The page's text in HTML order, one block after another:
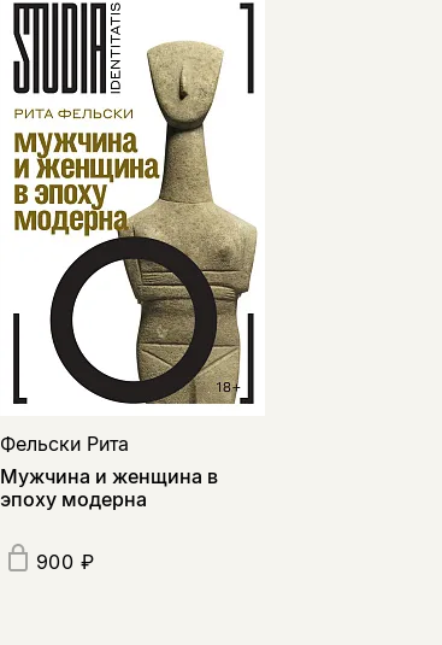
Фельски Рита
Мужчина и женщина в
эпоху модерна
900 ₽